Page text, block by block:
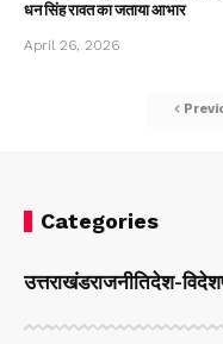
धन सिंह रावत का जताया आभार
April 26, 2026
Categories
उत्तराखंडराजनीतिदेश-विदेश